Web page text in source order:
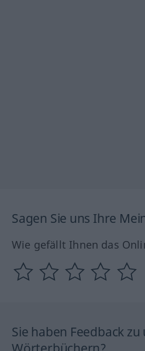
Sagen Sie uns Ihre
Wie gefällt Ihnen das
Sie haben Feedback